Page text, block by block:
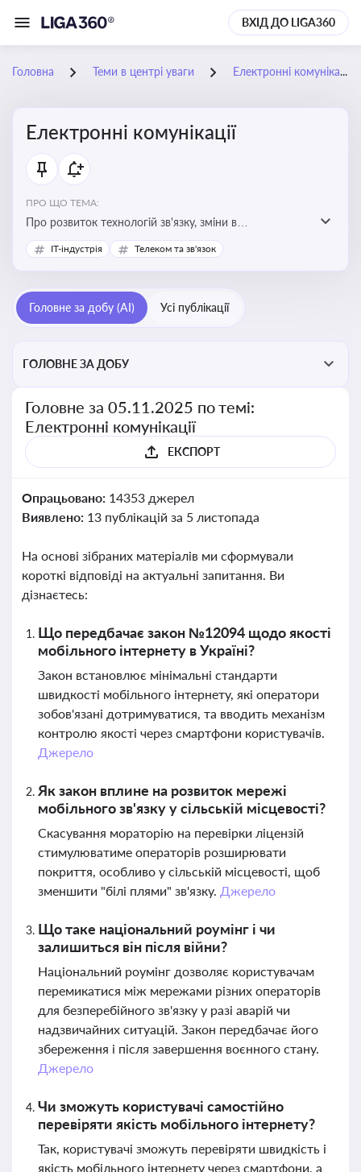
ВХІД ДО LIGA360
Головна Теми в центрі уваги Електронні комунікації
Електронні комунікації
ПРО ЩО ТЕМА:
Про розвиток технологій зв'язку, зміни в
законодавстві, регулювання ринку телекомунікацій,
інновації в сфері мобільних та інтернет-послуг
IT-індустрія Телеком та зв'язок
Головне за добу (AI) Усі публікації
ГОЛОВНЕ ЗА ДОБУ
Головне за 05.11.2025 по темі:
Електронні комунікації
ЕКСПОРТ
Опрацьовано: 14353 джерел
Виявлено: 13 публікацій за 5 листопада
На основі зібраних матеріалів ми сформували
короткі відповіді на актуальні запитання. Ви
дізнаєтесь:
Що передбачає закон №12094 щодо якості
мобільного інтернету в Україні?
Закон встановлює мінімальні стандарти
швидкості мобільного інтернету, які оператори
зобов'язані дотримуватися, та вводить механізм
контролю якості через смартфони користувачів.
Джерело
Як закон вплине на розвиток мережі
мобільного зв'язку у сільській місцевості?
Скасування мораторію на перевірки ліцензій
стимулюватиме операторів розширювати
покриття, особливо у сільській місцевості, щоб
зменшити "білі плями" зв'язку. Джерело
Що таке національний роумінг і чи
залишиться він після війни?
Національний роумінг дозволяє користувачам
перемикатися між мережами різних операторів
для безперебійного зв'язку у разі аварій чи
надзвичайних ситуацій. Закон передбачає його
збереження і після завершення воєнного стану.
Джерело
Чи зможуть користувачі самостійно
перевіряти якість мобільного інтернету?
Так, користувачі зможуть перевіряти швидкість і
якість мобільного інтернету через смартфони, а